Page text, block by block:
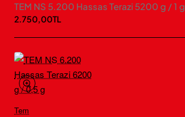
TEM NS 5.200 Hassas Terazi 5200 g / 1 g
2.750,00TL
Tem